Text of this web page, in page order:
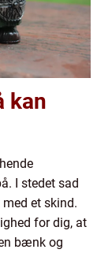
kan
I stedet sad
et skind.
for dig, at
bænk og